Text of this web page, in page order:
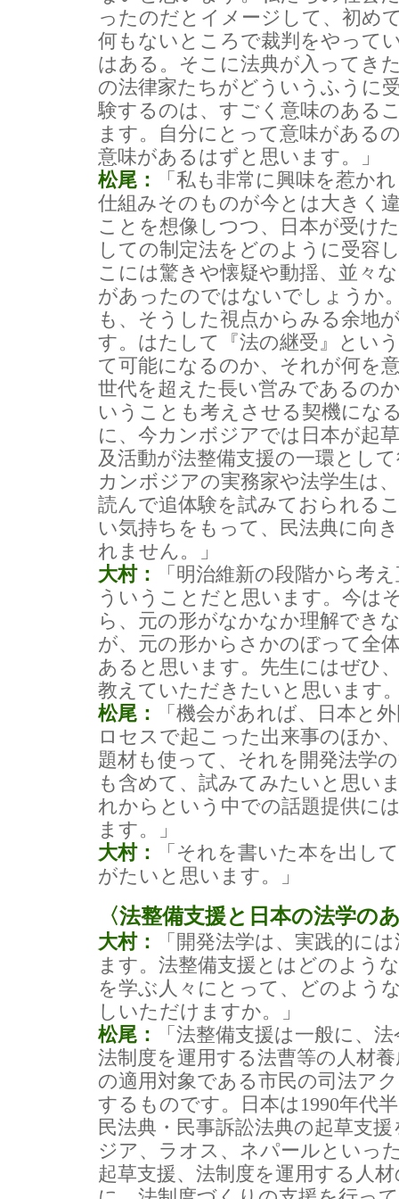
ったのだとイメージして、初め
何もないところで裁判をやって
はある。そこに法典が入ってき
の法律家たちがどういうふうに
験するのは、すごく意味のある
ます。自分にとって意味がある
意味があるはずと思います。」
松尾：
「私も非常に興味を惹か
仕組みそのものが今とは大きく
ことを想像しつつ、日本が受け
しての制定法をどのように受容
こには驚きや懐疑や動揺、並々
があったのではないでしょうか
も、そうした視点からみる余地
す。はたして『法の継受』とい
て可能になるのか、それが何を
世代を超えた長い営みであるの
いうことも考えさせる契機にな
に、今カンボジアでは日本が起
及活動が法整備支援の一環とし
カンボジアの実務家や法学生は
読んで追体験を試みておられる
い気持ちをもって、民法典に向
れません。」
大村：
「明治維新の段階から考
ういうことだと思います。今は
ら、元の形がなかなか理解でき
が、元の形からさかのぼって全
あると思います。先生にはぜひ
教えていただきたいと思います
松尾：
「機会があれば、日本と
ロセスで起こった出来事のほか
題材も使って、それを開発法学
も含めて、試みてみたいと思い
れからという中での話題提供に
ます。」
大村：
「それを書いた本を出し
がたいと思います。」
〈法整備支援と日本の法学の
大村：
「開発法学は、実践的に
ます。法整備支援とはどのよう
を学ぶ人々にとって、どのよう
しいただけますか。」
松尾：
「法整備支援は一般に、
法制度を運用する法曹等の人材
の適用対象である市民の司法ア
するものです。日本は1990年代
民法典・民事訴訟法典の起草支
ジア、ラオス、ネパールといっ
起草支援、法制度を運用する人